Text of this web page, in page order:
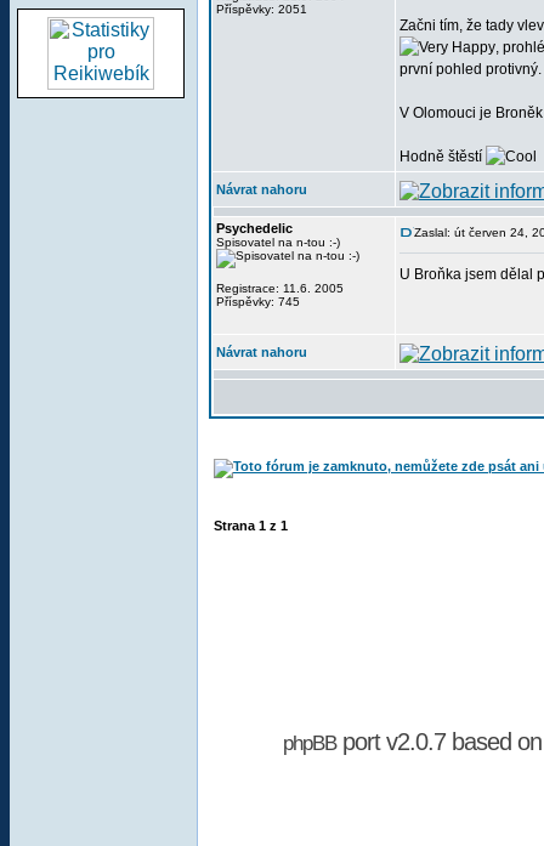
Příspěvky: 2051
Začni tím, že tady
,
první pohled protivný.
V Olomouci je
Hodně štěstí
Návrat nahoru
Psychedelic
Spisovatel na n-tou :-)
Registrace: 11.6. 2005
Příspěvky: 745
Zaslal: út červen 24,
U Broňka jsem dělal
Návrat nahoru
Strana 1 z 1
phpBBport v2.0.7 based